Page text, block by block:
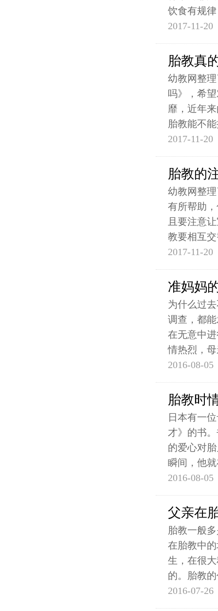
饮食有规
2017-11-20
胎教真
幼教网整
吗》，希
靡，近年
胎教能不
2017-11-20
胎教的
幼教网整
有所帮助
且要注意
教要相互
2017-11-20
准妈妈
为什么过
调查，都
在无意中
情热烈，
2016-08-05
胎教时
日本有一
才》的书
的爱心对
瞬间，他
2016-08-05
父亲在
胎教一般
在胎教中
生，在很
的。胎教
2016-07-26